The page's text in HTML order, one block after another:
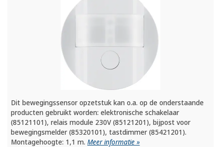
Dit bewegingssensor opzetstuk kan o.a. op de onderstaande
producten gebruikt worden: elektronische schakelaar
(85121101), relais module 230V (85121201), bijpost voor
bewegingsmelder (85320101), tastdimmer (85421201).
Montagehoogte: 1,1 m.Meer informatie »